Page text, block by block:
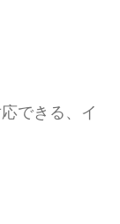
できる、イ